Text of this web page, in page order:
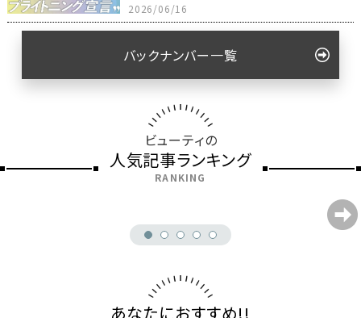
2026/06/16
バックナンバー一覧
ビューティの
人気記事ランキング
RANKING
あなたにおすすめ!!